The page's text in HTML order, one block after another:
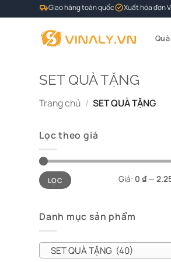
qua
Giao hàng toàn quốc Xuất hóa đơn
SET QUÀ TẶNG
Trang chủ / SET QUÀ TẶNG
Lọc theo giá
Giá
tối
thiểu
Giá
tối
đa
LỌC Giá: 0 ₫—
Danh mục sản phẩm
SET QUÀ TẶNG (40)